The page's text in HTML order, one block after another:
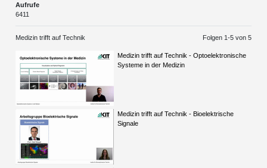
Aufrufe
6411
Medizin trifft auf Technik Folgen 1-5von 5
Medizin trifft auf Technik - Optoelektronische
Systeme in der Medizin
Medizin trifft auf Technik - Bioelektrische
Signale